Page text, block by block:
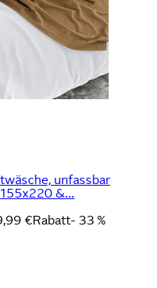
unfassbar
&...
€Rabatt- 33 %